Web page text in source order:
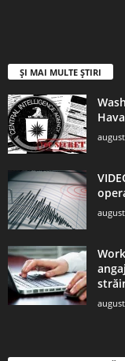
ȘI MAI MULTE ȘTIRI